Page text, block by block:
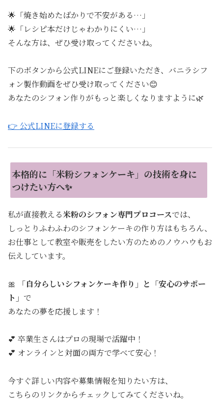
🌟「焼き始めたばかりで不安がある…」
🌟「レシピ本だけじゃわかりにくい…」
そんな方は、ぜひ受け取ってくださいね。
下のボタンから公式LINEにご登録いただき、バニラシフ
ォン製作動画をぜひ受け取ってください😊
あなたのシフォン作りがもっと楽しくなりますように🌿
👉 公式LINEに登録する
本格的に「米粉シフォンケーキ」の技術を身に
つけたい方へ✨
私が直接教える米粉のシフォン専門プロコースでは、
しっとりふわふわのシフォンケーキの作り方はもちろん、
お仕事として教室や販売をしたい方のためのノウハウもお
伝えしています。
🎀
「自分らしいシフォンケーキ作り」と「安心のサポー
ト」 で
あなたの夢を応援します！
💕 卒業生さんはプロの現場で活躍中！
💕 オンラインと対面の両方で学べて安心！
今すぐ詳しい内容や募集情報を知りたい方は、
こちらのリンクからチェックしてみてくださいね。